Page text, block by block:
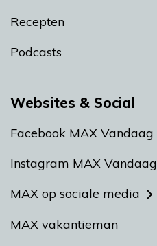
Recepten
Podcasts
Websites & Social
Facebook MAX Vandaag
Instagram MAX Vandaag
MAX op sociale media
MAX vakantieman